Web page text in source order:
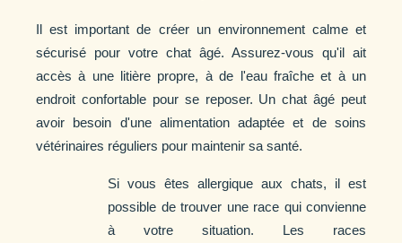
Il est important de créer un environnement calme et
sécurisé pour votre chat âgé. Assurez-vous qu'il ait
accès à une litière propre, à de l'eau fraîche et à un
endroit confortable pour se reposer. Un chat âgé peut
avoir besoin d'une alimentation adaptée et de soins
vétérinaires réguliers pour maintenir sa santé.
Si vous êtes allergique aux chats, il est
possible de trouver une race qui convienne
à votre situation. Les races